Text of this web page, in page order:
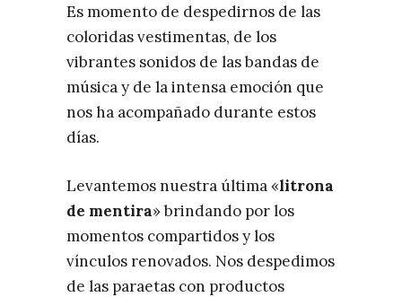
Es momento de despedirnos de las
coloridas vestimentas, de los
vibrantes sonidos de las bandas de
música y de la intensa emoción que
nos ha acompañado durante estos
días.
Levantemos nuestra última «litrona
de mentira» brindando por los
momentos compartidos y los
vínculos renovados. Nos despedimos
de las paraetas con productos